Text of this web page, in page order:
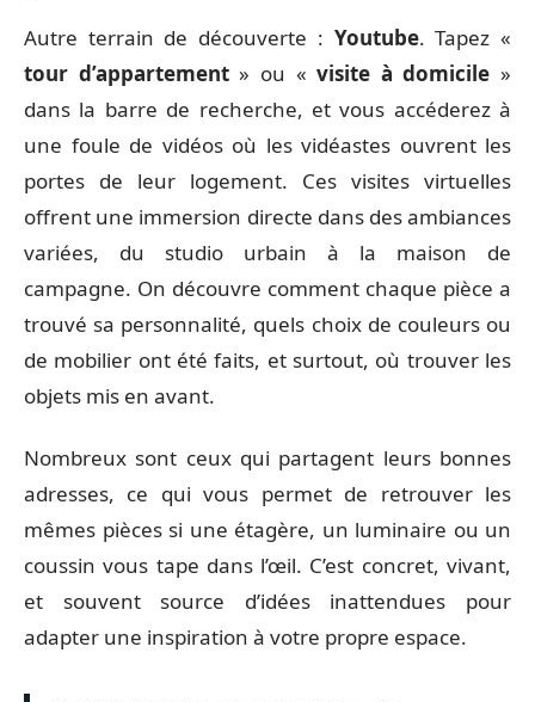
Autre terrain de découverte : Youtube. Tapez «
tour d’appartement» ou «visite à domicile »
dans la barre de recherche, et vous accéderez à
une foule de vidéos où les vidéastes ouvrent les
portes de leur logement. Ces visites virtuelles
offrent une immersion directe dans des ambiances
variées, du studio urbain à la maison de
campagne. On découvre comment chaque pièce a
trouvé sa personnalité, quels choix de couleurs ou
de mobilier ont été faits, et surtout, où trouver les
objets mis en avant.
Nombreux sont ceux qui partagent leurs bonnes
adresses, ce qui vous permet de retrouver les
mêmes pièces si une étagère, un luminaire ou un
coussin vous tape dans l’œil. C’est concret, vivant,
et souvent source d’idées inattendues pour
adapter une inspiration à votre propre espace.